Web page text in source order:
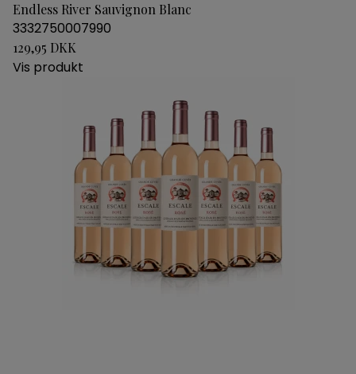
Endless River Sauvignon Blanc
3332750007990
129,95 DKK
Vis produkt